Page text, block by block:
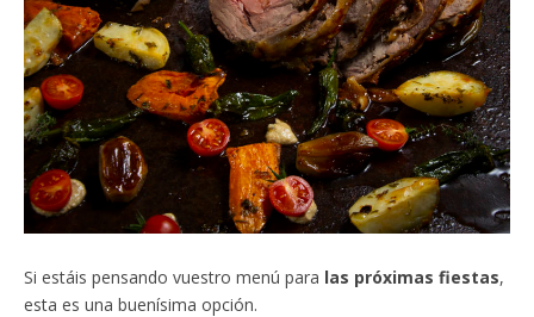
Si estáis pensando vuestro menú para las próximas fiestas,
esta es una buenísima opción.